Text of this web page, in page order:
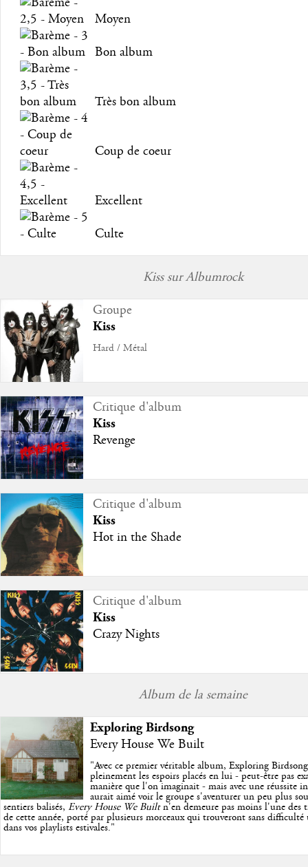
Moyen
Bon album
Très bon album
Coup de coeur
Excellent
Culte
Kiss sur Albumrock
Groupe
Kiss
Hard / Métal
Critique d'album
Kiss
Revenge
Critique d'album
Kiss
Hot in the Shade
Critique d'album
Kiss
Crazy Nights
Album de la semaine
Exploring Birdsong
Every House We Built
"Avec ce premier véritable album, Exploring
pleinement les espoirs placés en lui - peut-être pas
manière que l'on imaginait - mais avec une réussite
aurait aimé voir le groupe s'aventurer un peu plus
sentiers balisés, Every House We Builtn'en demeure pas moins l'une des
de cette année, porté par plusieurs morceaux qui trouveront sans difficulté
dans vos playlists estivales."